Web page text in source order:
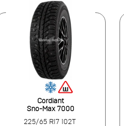
Cordiant
Sno-Max 7000
225/65 R17 102T